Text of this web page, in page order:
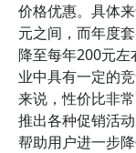
价格优惠。具体
元之间，而年度
降至每年200元
业中具有一定的
来说，性价比非
推出各种促销活
帮助用户进一步